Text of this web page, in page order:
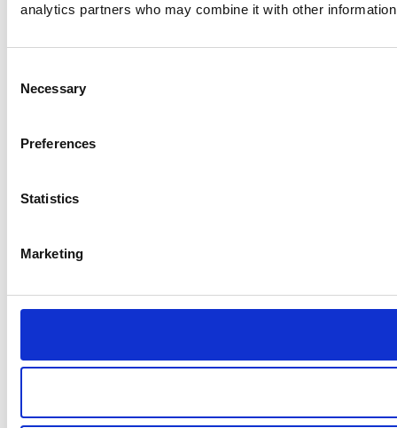
analytics partners who may combine it with other
Selection
Necessary
Preferences
Statistics
Marketing